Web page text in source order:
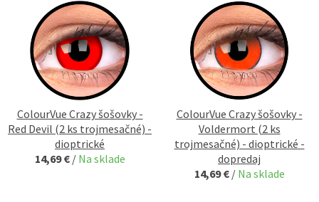
ColourVue Crazy šošovky -
Red Devil (2 ks trojmesačné) -
dioptrické
14,69 € / Na sklade
ColourVue Crazy šošovky -
Voldermort (2 ks
trojmesačné) - dioptrické -
dopredaj
14,69 € / Na sklade